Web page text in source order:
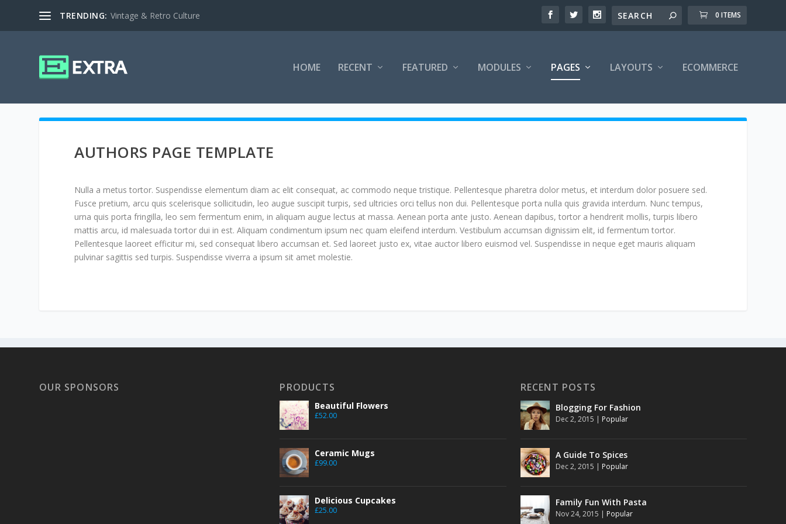
TRENDING: Vintage & Retro Culture 0 ITEMS
HOME RECENT FEATURED MODULES PAGES LAYOUTS ECOMMERCE
AUTHORS PAGE TEMPLATE
Nulla a metus tortor. Suspendisse elementum diam ac elit consequat, ac commodo neque tristique. Pellentesque pharetra dolor metus, et interdum dolor posuere sed.
Fusce pretium, arcu quis scelerisque sollicitudin, leo augue suscipit turpis, sed ultricies orci tellus non dui. Pellentesque porta nulla quis gravida interdum. Nunc tempus,
urna quis porta fringilla, leo sem fermentum enim, in aliquam augue lectus at massa. Aenean porta ante justo. Aenean dapibus, tortor a hendrerit mollis, turpis libero
mattis arcu, id malesuada tortor dui in est. Aliquam condimentum ipsum nec quam eleifend interdum. Vestibulum accumsan dignissim elit, id fermentum tortor.
Pellentesque laoreet efficitur mi, sed consequat libero accumsan et. Sed laoreet justo ex, vitae auctor libero euismod vel. Suspendisse in neque eget mauris aliquam
pulvinar sagittis sed turpis. Suspendisse viverra a ipsum sit amet molestie.
OUR SPONSORS PRODUCTS
Beautiful Flowers
£52.00
Ceramic Mugs
£99.00
Delicious Cupcakes
£25.00
RECENT POSTS
Blogging For Fashion
Dec 2, 2015 | Popular
A Guide To Spices
Dec 2, 2015 | Popular
Family Fun With Pasta
Nov 24, 2015 | Popular